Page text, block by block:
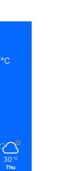
℃
30 ℃
Thu